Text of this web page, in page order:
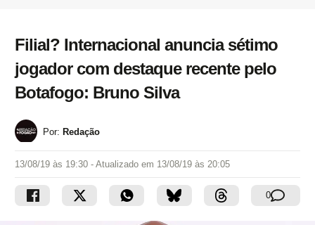
Filial? Internacional anuncia sétimo
jogador com destaque recente pelo
Botafogo: Bruno Silva
Por: Redação
13/08/19 às 19:30 - Atualizado em 13/08/19 às 20:05
0